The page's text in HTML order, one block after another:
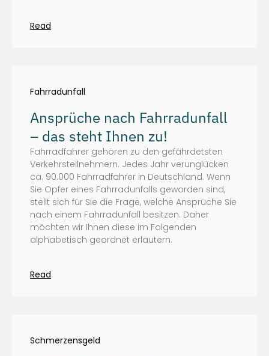
Read
Fahrradunfall
Ansprüche nach Fahrradunfall
– das steht Ihnen zu!
Fahrradfahrer gehören zu den gefährdetsten
Verkehrsteilnehmern. Jedes Jahr verunglücken
ca. 90.000 Fahrradfahrer in Deutschland. Wenn
Sie Opfer eines Fahrradunfalls geworden sind,
stellt sich für Sie die Frage, welche Ansprüche Sie
nach einem Fahrradunfall besitzen. Daher
möchten wir Ihnen diese im Folgenden
alphabetisch geordnet erläutern.
Read
Schmerzensgeld